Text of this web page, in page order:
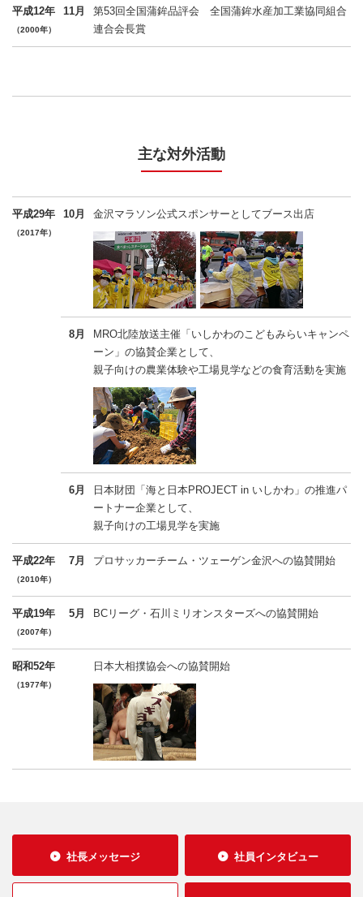
平成12年
（2000年）
11月
第53回全国蒲鉾品評会 全国蒲鉾水産加工業協同組合
連合会長賞
主な対外活動
平成29年
（2017年）
10月 金沢マラソン公式スポンサーとしてブース出店
8月
MRO北陸放送主催「いしかわのこどもみらいキャンペ
ーン」の協賛企業として、
親子向けの農業体験や工場見学などの食育活動を実施
6月
日本財団「海と日本PROJECT in いしかわ」の推進パ
ートナー企業として、
親子向けの工場見学を実施
平成22年
（2010年）
7月 プロサッカーチーム・ツェーゲン金沢への協賛開始
平成19年
（2007年）
5月 BCリーグ・石川ミリオンスターズへの協賛開始
昭和52年
（1977年）
日本大相撲協会への協賛開始
社長メッセージ 社員インタビュー